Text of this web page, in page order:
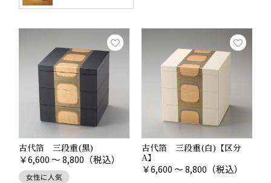
び方》
親族や目上の方へ、春のブライダルギフトとして結婚
祝いのお返しの選び方
何を贈ればいいのかお悩みの方はぜひこの機会にこちら
の記事をご覧ください。
古代箔 三段重(黒)
￥6,600 ～ 8,800 （税込）
女性に人気
古代箔 三段重(白)【区分
A】
￥6,600 ～ 8,800 （税込）